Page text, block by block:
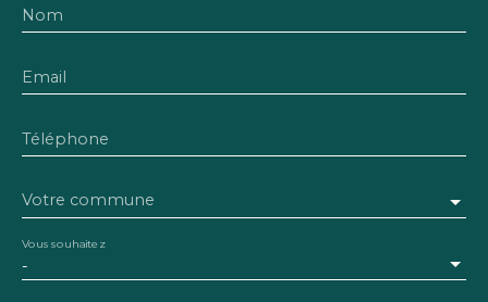
Nom
Email
Téléphone
Votre commune
-
Vous souhaitez